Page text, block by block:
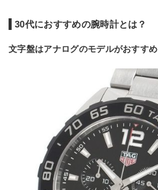
ダイヤルカラ
30代におすすめの腕時計とは？
文字盤はアナログのモデルがおすすめ